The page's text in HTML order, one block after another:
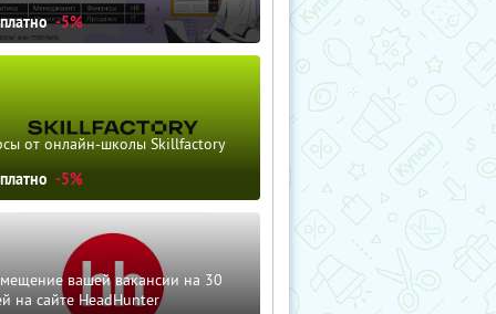
-5%
от онлайн-школы Skillfactory
-5%
вашей вакансии на 30
на сайте HeadHunter